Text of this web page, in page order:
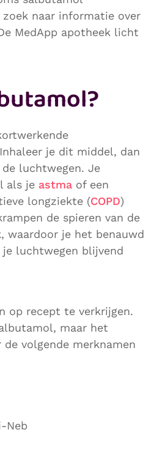
zoek naar informatie over
MedApp apotheek licht
je dit middel, dan
luchtwegen. Je
als je astma of een
longziekte (COPD)
de spieren van de
waardoor je het benauwd
je luchtwegen blijvend
op recept te verkrijgen.
maar het
volgende merknamen
Neb